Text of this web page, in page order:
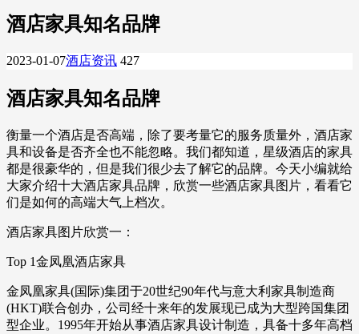
酒店家具知名品牌
2023-01-07酒店资讯 427
酒店家具知名品牌
衡量一个酒店是否高端，除了要考量它的服务质量外，酒店家
具和设备是否齐全也不能忽略。我们都知道，星级酒店的家具
都是很豪华的，但是我们很少去了解它的品牌。今天小编就给
大家介绍十大酒店家具品牌，欣赏一些酒店家具图片，看看它
们是如何的高端大气上档次。
酒店家具图片欣赏一：
Top 1金凤凰酒店家具
金凤凰家具(国际)集团于20世纪90年代与意大利家具制造商
(HKT)联合创办，公司经十来年的发展现已成为大型跨国集团
型企业。1995年开始从事酒店家具设计制造，具备十多年高档